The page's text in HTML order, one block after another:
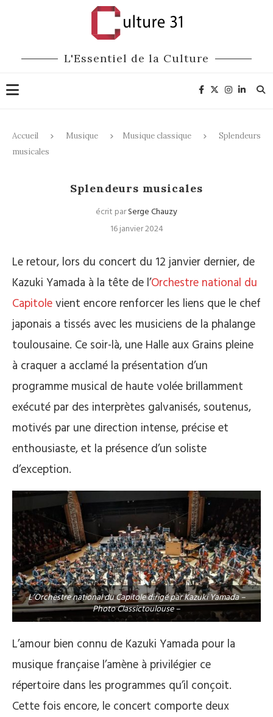
L'Essentiel de la Culture
Accueil Musique Musique classique
Splendeurs
musicales
Splendeurs musicales
écrit parSerge Chauzy
16 janvier 2024
Le retour, lors du concert du 12 janvier dernier, de
Kazuki Yamada à la tête de l’Orchestre national du
Capitolevient encore renforcer les liens que le chef
japonais a tissés avec les musiciens de la phalange
toulousaine. Ce soir-là, une Halle aux Grains pleine
à craquer a acclamé la présentation d’un
programme musical de haute volée brillamment
exécuté par des interprètes galvanisés, soutenus,
motivés par une direction intense, précise et
enthousiaste, et la présence d’un soliste
d’exception.
L’Orchestre national du Capitole dirigé par Kazuki Yamada –
Photo Classictoulouse –
L’amour bien connu de Kazuki Yamada pour la
musique française l’amène à privilégier ce
répertoire dans les programmes qu’il conçoit.
Cette fois encore, le concert comporte deux